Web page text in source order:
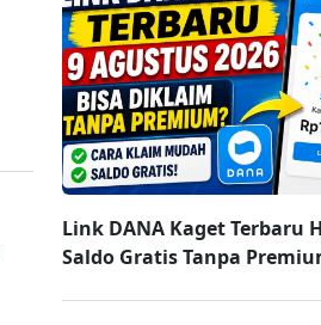
Link DANA Kaget Terbaru
Saldo Gratis Tanpa